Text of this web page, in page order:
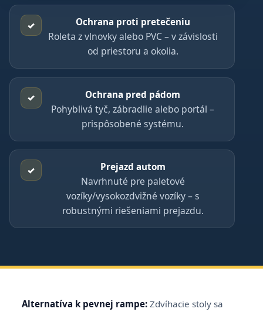
✓ Ochrana proti pretečeniu
Roleta z vlnovky alebo PVC – v závislosti
od priestoru a okolia.
✓ Ochrana pred pádom
Pohyblivá tyč, zábradlie alebo portál –
prispôsobené systému.
✓ Prejazd autom
Navrhnuté pre paletové
vozíky/vysokozdvižné vozíky – s
robustnými riešeniami prejazdu.
Alternatíva k pevnej rampe:Zdvíhacie stoly sa